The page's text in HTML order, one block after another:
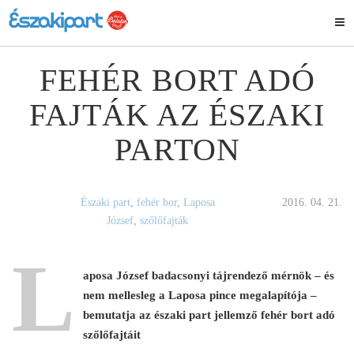
FEHÉR BORT ADÓ
FAJTÁK AZ ÉSZAKI
PARTON
Északi part, fehér bor, Laposa
József,szőlőfajták
2016. 04. 21.
L
aposa József badacsonyi tájrendező mérnök – és
nem mellesleg a Laposa pince megalapítója –
bemutatja az északi part jellemző fehér bort adó
szőlőfajtáit